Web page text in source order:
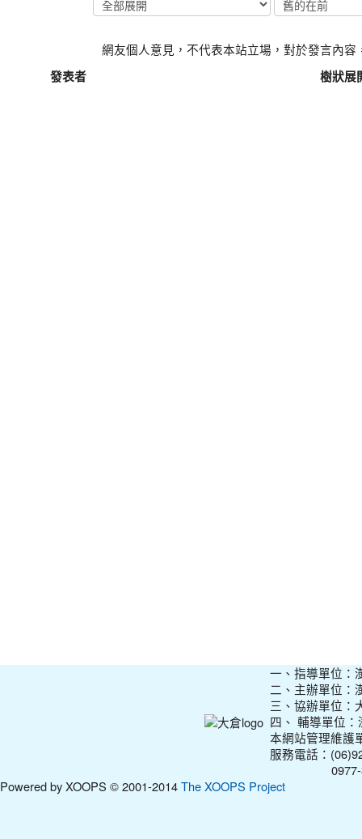
網友個人意見，不代表本站立場，對於發言內容
發表者
樹狀展
一、指導單位：
二、主辦單位：
三、協辦單位：
四、 輔導單位
本網站管理維護
服務電話：
0977-
Powered by XOOPS © 2001-2014The XOOPS Project